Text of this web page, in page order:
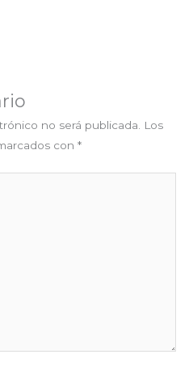
no será publicada. Los
con*